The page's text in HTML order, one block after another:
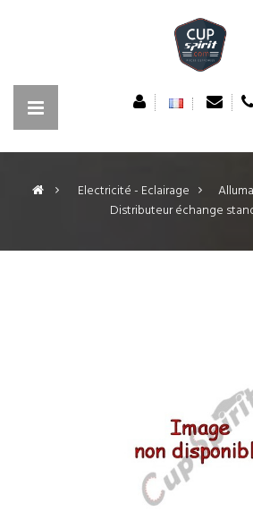
> Electricité - Eclairage >
Distributeur échange